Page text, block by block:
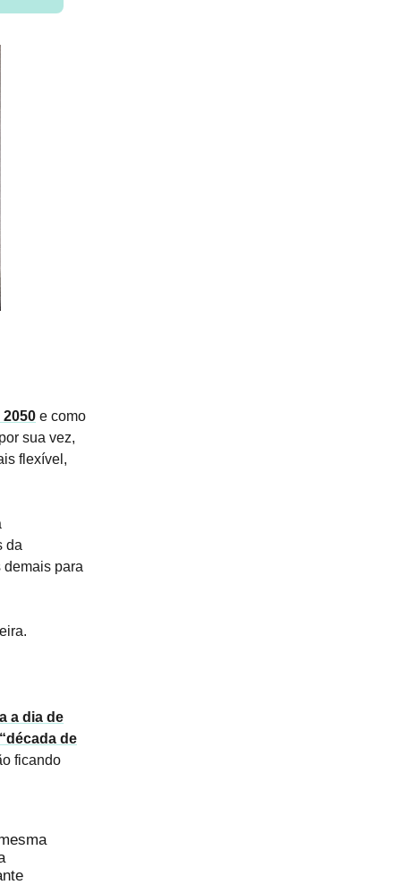
e como
sua vez,
flexível,
da
para
a dia de
de
ficando